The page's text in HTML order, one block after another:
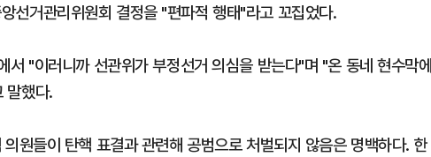
선거관리위원회 결정을 "편파적 행태"라고 꼬집었다.
"이러니까 선관위가 부정선거 의심을 받는다"며 "온 동네 현수막
말했다.
원들이 탄핵 표결과 관련해 공범으로 처벌되지 않음은 명백하다. 한